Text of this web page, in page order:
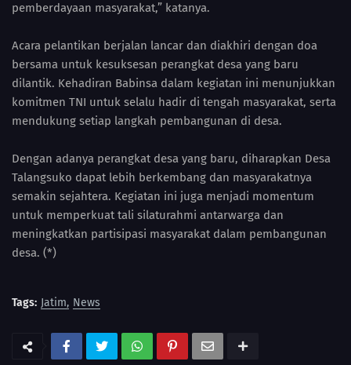
pemberdayaan masyarakat,” katanya.
Acara pelantikan berjalan lancar dan diakhiri dengan doa
bersama untuk kesuksesan perangkat desa yang baru
dilantik. Kehadiran Babinsa dalam kegiatan ini menunjukkan
komitmen TNI untuk selalu hadir di tengah masyarakat, serta
mendukung setiap langkah pembangunan di desa.
Dengan adanya perangkat desa yang baru, diharapkan Desa
Talangsuko dapat lebih berkembang dan masyarakatnya
semakin sejahtera. Kegiatan ini juga menjadi momentum
untuk memperkuat tali silaturahmi antarwarga dan
meningkatkan partisipasi masyarakat dalam pembangunan
desa. (*)
Tags: Jatim News